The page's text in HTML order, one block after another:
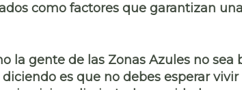
como factores que garantizan
la gente de las Zonas Azules no sea
es que no debes esperar vivir